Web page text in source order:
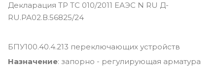
Декларация ТР ТС 010/2011 ЕАЭС N RU Д-
RU.РА02.В.56825/24
БПУ100.40.4.213 переключающих устройств
Назначение: запорно - регулирующая арматура